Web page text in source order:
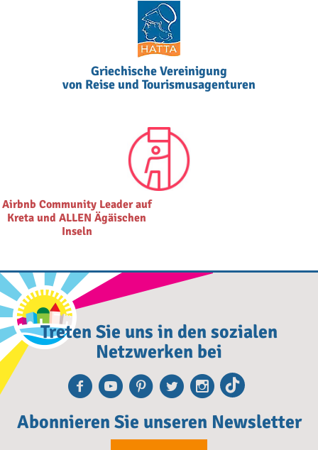
Griechische Vereinigung
von Reise und Tourismusagenturen
Airbnb Community Leader auf
Kreta und ALLEN Ägäischen
Inseln
Treten Sie uns in den sozialen
Netzwerken bei
Facebook
Youtube
Pinterest
TwitterTikTok
Abonnieren Sie unseren Newsletter